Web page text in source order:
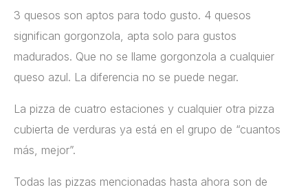
3 quesos son aptos para todo gusto. 4 quesos
significan gorgonzola, apta solo para gustos
madurados. Que no se llame gorgonzola a cualquier
queso azul. La diferencia no se puede negar.
La pizza de cuatro estaciones y cualquier otra pizza
cubierta de verduras ya está en el grupo de “cuantos
más, mejor”.
Todas las pizzas mencionadas hasta ahora son de